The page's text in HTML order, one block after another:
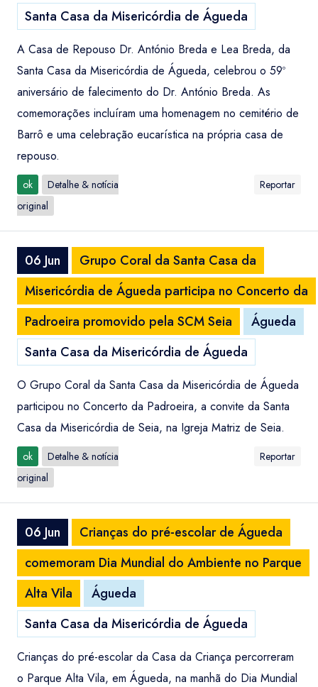
Santa Casa da Misericórdia de Águeda
A Casa de Repouso Dr. António Breda e Lea Breda, da
Santa Casa da Misericórdia de Águeda, celebrou o 59º
aniversário de falecimento do Dr. António Breda. As
comemorações incluíram uma homenagem no cemitério de
Barrô e uma celebração eucarística na própria casa de
repouso.
ok
Detalhe & notícia
original
Reportar
06 Jun
Grupo Coral da Santa Casa da
Misericórdia de Águeda participa no Concerto da
Padroeira promovido pela SCM Seia
Águeda
Santa Casa da Misericórdia de Águeda
O Grupo Coral da Santa Casa da Misericórdia de Águeda
participou no Concerto da Padroeira, a convite da Santa
Casa da Misericórdia de Seia, na Igreja Matriz de Seia.
ok
Detalhe & notícia
original
Reportar
06 Jun
Crianças do pré-escolar de Águeda
comemoram Dia Mundial do Ambiente no Parque
Alta Vila
Águeda
Santa Casa da Misericórdia de Águeda
Crianças do pré-escolar da Casa da Criança percorreram
o Parque Alta Vila, em Águeda, na manhã do Dia Mundial